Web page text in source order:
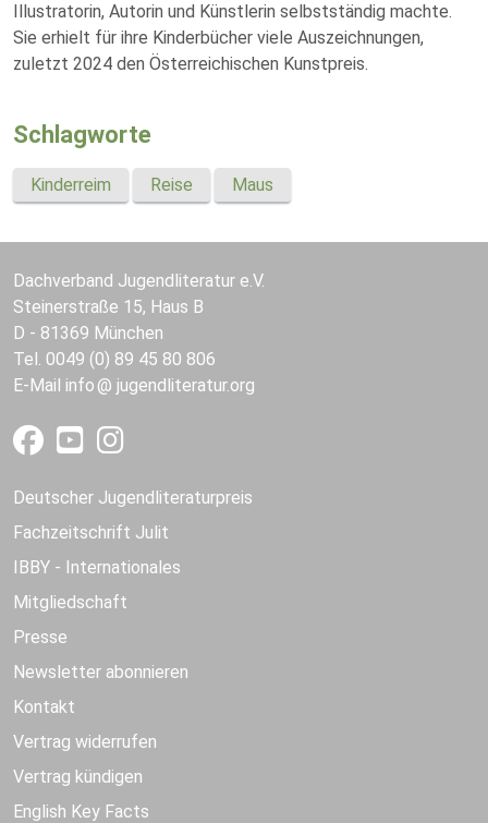
Illustratorin, Autorin und Künstlerin selbstständig machte.
Sie erhielt für ihre Kinderbücher viele Auszeichnungen,
zuletzt 2024 den Österreichischen Kunstpreis.
Schlagworte
Kinderreim Reise Maus
Dachverband Jugendliteratur e.V.
Steinerstraße 15, Haus B
D - 81369 München
Tel. 0049 (0) 89 45 80 806
E-Mail info jugendliteratur.org
Deutscher Jugendliteraturpreis
Fachzeitschrift Julit
IBBY - Internationales
Mitgliedschaft
Presse
Newsletter abonnieren
Kontakt
Vertrag widerrufen
Vertrag kündigen
English Key Facts